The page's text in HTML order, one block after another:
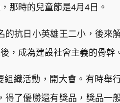
那時的兒童節是4月4日。
的抗日小英雄王二小，後來
，成為建設社會主義的骨幹
組織活動，開大會。有時舉
得了優勝還有獎品，獎品一